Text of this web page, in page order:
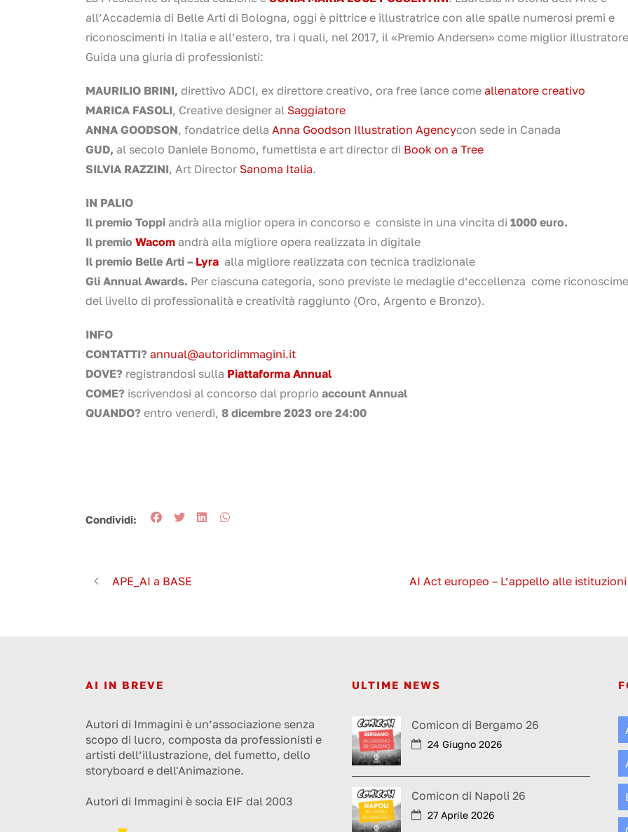
all’Accademia di Belle Arti di Bologna, oggi è pittrice e illustratrice con alle spalle numerosi premi e
riconoscimenti in Italia e all’estero, tra i quali, nel 2017, il «Premio Andersen» come miglior
Guida una giuria di professionisti:
MAURILIO BRINI, direttivo ADCI, ex direttore creativo, ora free lance come allenatore creativo
MARICA FASOLI, Creative designer al Saggiatore
ANNA GOODSON, fondatrice della Anna Goodson Illustration Agencycon sede in Canada
GUD, al secolo Daniele Bonomo, fumettista e art director di Book on a Tree
SILVIA RAZZINI, Art Director Sanoma Italia.
IN PALIO
Il premio Toppi andrà alla miglior opera in concorso e consiste in una vincita di 1000 euro.
Il premio Wacom andrà alla migliore opera realizzata in digitale
Il premio Belle Arti – Lyra alla migliore realizzata con tecnica tradizionale
Gli Annual Awards. Per ciascuna categoria, sono previste le medaglie d’eccellenza come
del livello di professionalità e creatività raggiunto (Oro, Argento e Bronzo).
INFO
CONTATTI? annual@autoridimmagini.it
DOVE? registrandosi sulla Piattaforma Annual
COME? iscrivendosi al concorso dal proprio account Annual
QUANDO? entro venerdì, 8 dicembre 2023 ore 24:00
Condividi:
APE_AI a BASE AI Act europeo – L’appello alle istituzioni
AI IN BREVE
Autori di Immagini è un’associazione senza
scopo di lucro, composta da professionisti e
artisti dell’illustrazione, del fumetto, dello
storyboard e dell'Animazione.
Autori di Immagini è socia EIF dal 2003
ULTIME NEWS
Comicon di Bergamo 26
24 Giugno 2026
Comicon di Napoli 26
27 Aprile 2026